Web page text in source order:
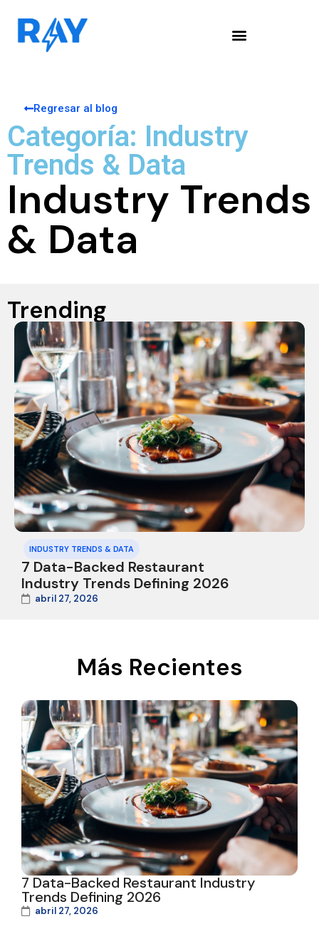
Regresar al blog
Categoría: Industry
Trends & Data
Industry Trends
& Data
Trending
INDUSTRY TRENDS & DATA
7 Data-Backed Restaurant
Industry Trends Defining 2026
abril 27, 2026
Más Recientes
7 Data-Backed Restaurant Industry
Trends Defining 2026
abril 27, 2026